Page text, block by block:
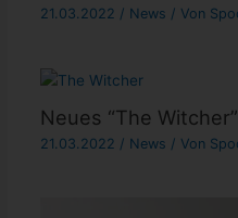
21.03.2022 / News / Von
Neues “The
21.03.2022 / News / Von